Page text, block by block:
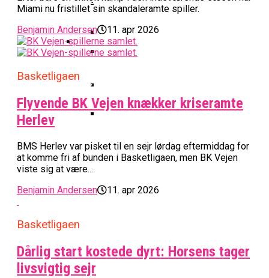
Bakken Bears Åbner FIBA Europe
Cup Med Smalt Nederlag
Imponerede Stort I Debut I Youth
Champions League
Gruppespil
Basketball Champions League
Danske Tobias Jensen Fik
Danske Tobias Jensen Skal Møde
Portland Trail Blazers I NBA-
Vanvittigt Overtidsdrama Mod
Basketball-OL 2024: Se
Grupperne Og Sæt Krydser I Din
Kalender
Medie: Lebron James Vil Stå I
Basketligaen
Fremgang For 12. År I Træk
Miami nu fristillet sin skandaleramte spiller.
Benjamin Andersen
11. apr 2026
Basketligaen
Flyvende BK Vejen knækker kriseramte
Herlev
BMS Herlev var pisket til en sejr lørdag eftermiddag for
at komme fri af bunden i Basketligaen, men BK Vejen
viste sig at være...
Benjamin Andersen
11. apr 2026
Basketligaen
Dårlig start kostede dyrt: Horsens tager
livsvigtig sejr